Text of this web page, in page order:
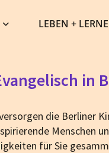
LEBEN +
in
die Berliner
Menschen
für Sie